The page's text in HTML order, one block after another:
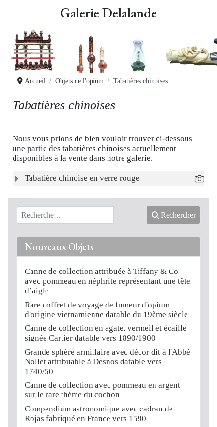
Galerie Delalande
Accueil Objets de l'opium Tabatières chinoises
Tabatières chinoises
Nous vous prions de bien vouloir trouver ci-dessous
une partie des tabatières chinoises actuellement
disponibles à la vente dans notre galerie.
Articles
Titre
Tabatière chinoise en verre rouge
Rechercher
Nouveaux Objets
Canne de collection attribuée à Tiffany & Co
avec pommeau en néphrite représentant une tête
d’aigle
Rare coffret de voyage de fumeur d'opium
d'origine vietnamienne datable du 19ème siècle
Canne de collection en agate, vermeil et écaille
signée Cartier datable vers 1890/1900
Grande sphère armillaire avec décor dit à l'Abbé
Nollet attribuable à Desnos datable vers
1740/50
Canne de collection avec pommeau en argent
sur le rare thème du cochon
Compendium astronomique avec cadran de
Rojas fabriqué en France vers 1590